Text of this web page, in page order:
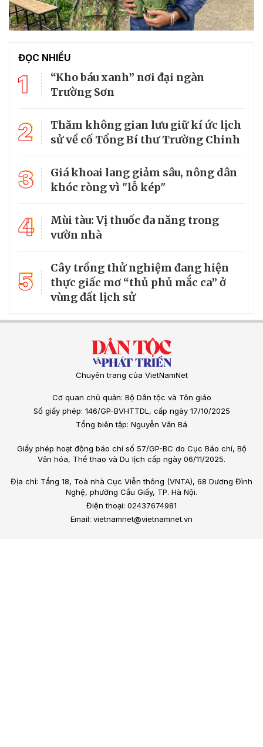
ĐỌC NHIỀU
1
“Kho báu xanh” nơi đại ngàn
Trường Sơn
2
Thăm không gian lưu giữ kí ức lịch
sử về cố Tổng Bí thư Trường Chinh
3
Giá khoai lang giảm sâu, nông dân
khóc ròng vì "lỗ kép"
4
Mùi tàu: Vị thuốc đa năng trong
vườn nhà
5
Cây trồng thử nghiệm đang hiện
thực giấc mơ “thủ phủ mắc ca” ở
vùng đất lịch sử
Chuyên trang của VietNamNet
Cơ quan chủ quản: Bộ Dân tộc và Tôn giáo
Số giấy phép: 146/GP-BVHTTDL, cấp ngày 17/10/2025
Tổng biên tập: Nguyễn Văn Bá
Giấy phép hoạt động báo chí số 57/GP-BC do Cục Báo chí, Bộ
Văn hóa, Thể thao và Du lịch cấp ngày 06/11/2025.
Địa chỉ: Tầng 18, Toà nhà Cục Viễn thông (VNTA), 68 Dương Đình
Nghệ, phường Cầu Giấy, TP. Hà Nội.
Điện thoại: 02437674981
Email: vietnamnet@vietnamnet.vn